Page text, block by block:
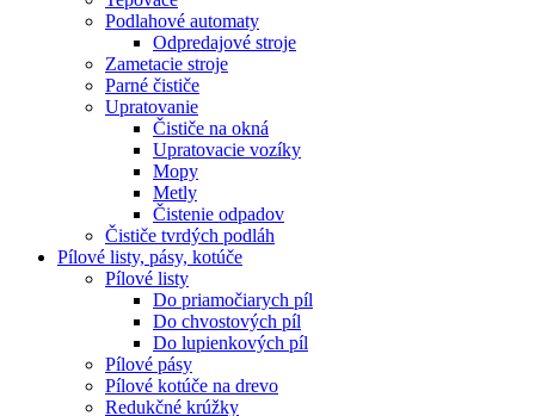
Podlahové automaty
Odpredajové stroje
Zametacie stroje
Parné čističe
Upratovanie
Čističe na okná
Upratovacie vozíky
Mopy
Metly
Čistenie odpadov
Čističe tvrdých podláh
Pílové listy, pásy, kotúče
Pílové listy
Do priamočiarych píl
Do chvostových píl
Do lupienkových píl
Pílové pásy
Pílové kotúče na drevo
Redukčné krúžky